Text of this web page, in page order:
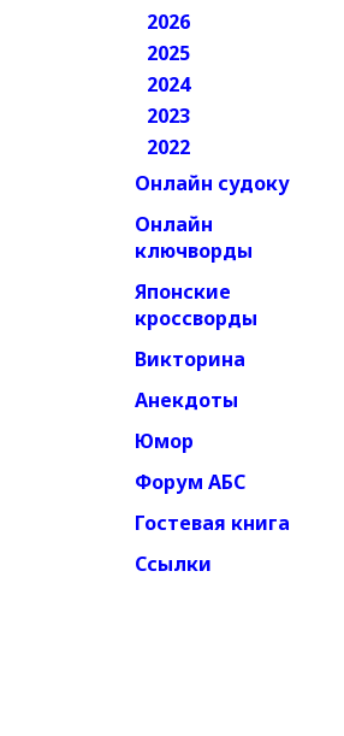
2026
2025
2024
2023
2022
Онлайн судоку
Онлайн
ключворды
Японские
кроссворды
Викторина
Анекдоты
Юмор
Форум АБС
Гостевая книга
Ссылки